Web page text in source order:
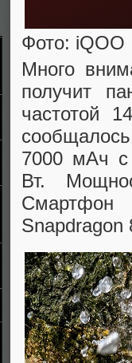
Фото: iQOO
Много
получит
частотой
7000 мАч с
Вт.
Смартфон
Snapdragon